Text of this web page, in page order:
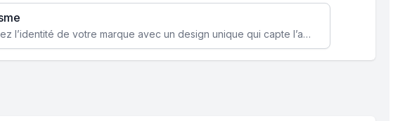
Renforcez l’identité de votre marque avec un design unique qui capte l’attention et engage vos clients.